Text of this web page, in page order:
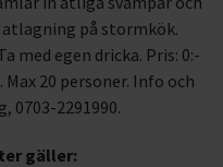
på stormkök.
med egen dricka. Pris: 0:-
20 personer. Info och
0703-2291990.
gäller: